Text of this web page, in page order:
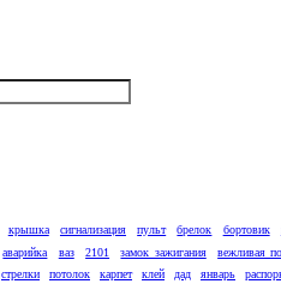
крышка сигнализация пульт брелок бортовик
аварийка ваз 2101 замок зажигания вежливая
стрелки потолок карпет клей дад январь